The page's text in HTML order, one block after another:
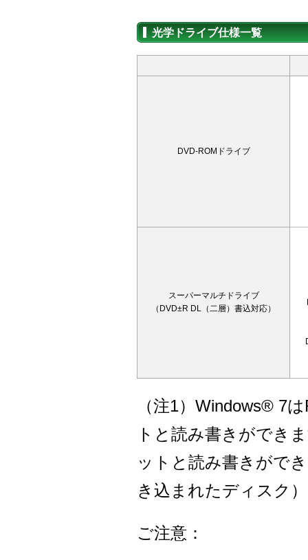
光学ドライブ仕様一覧
DVD-ROMドライブ
スーパーマルチドライブ
（DVD±R DL（二層）書込対応）
（注1）Windows® 7
トと読み書きができ
ットと読み書きがで
き込まれたディスク
ご注意：